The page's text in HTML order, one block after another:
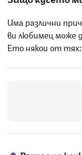
Има различни
ви любимец може
Ето някои от тях: